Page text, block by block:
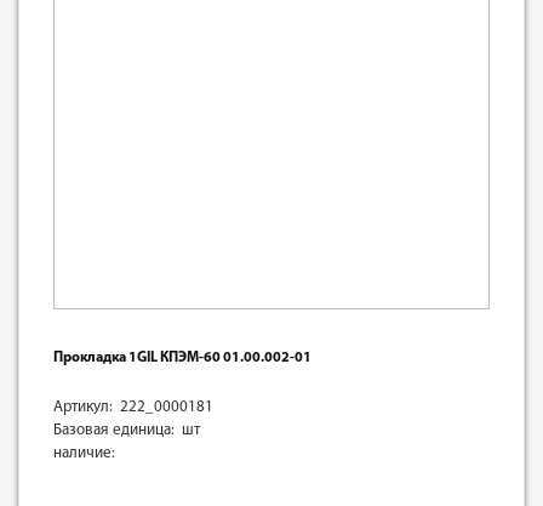
Прокладка 1GIL КПЭМ-60 01.00.002-01
Артикул: 222_0000181
Базовая единица: шт
наличие: